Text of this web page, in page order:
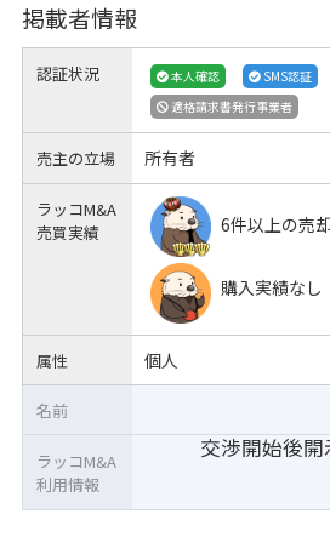
掲載者情報
認証状況 本人確認
SMS認証
適格請求書発行事業者
売主の立場 所有者
ラッコM&A
売買実績
6件以上の売
購入実績なし
属性 個人
交渉開始後開
名前
ラッコM&A
利用情報